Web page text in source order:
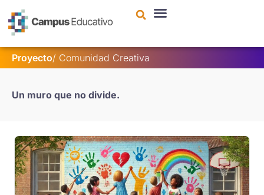
Proyecto/ Comunidad Creativa
Un muro que no divide.